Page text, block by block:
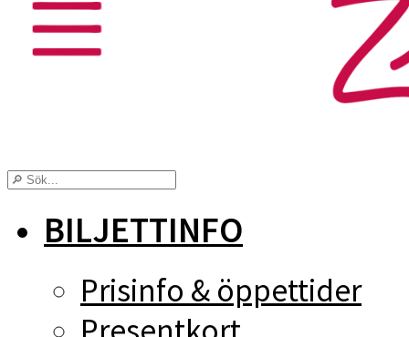
BILJETTINFO
Prisinfo & öppettider